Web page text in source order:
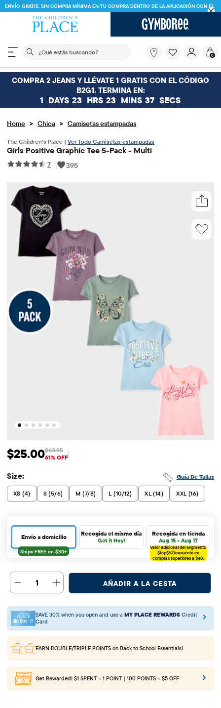
ENVÍO GRATIS. SIN COMPRA MÍNIMA EN TU COMPRA DENTRO DE LA APLICACIÓN CON EL
CÓDIGO
El siguiente campo de búsqueda filtra las
buscando?
0
COMPRA 2 JEANS Y LLÉVATE 1 GRATIS CON EL CÓDIGO
B2G1. TERMINA EN:
1 DAYS 23 HRS 23 MINS 37 SECS
Home > Chica > Camisetas estampadas
The Children’s Place | Ver Todo Camisetas estampadas
Girls Positive Graphic Tee 5-Pack - Multi
7 | 395
Precio de venta: $25
$25.00 Precio original: $63.95
$63.95
61% OFF
Guía De Tallas
Size:
XS (4) S (5/6) M (7/8) L (10/12) XL (14) XXL (16)
Envío a domicilio Recogida el mismo día
Get it Hoy!
Recogida en tienda
Aug 15 - Aug 17
Valor adicional del segmento
$tcp$%Descuento en
compras superiores a $40.
1 AÑADIR A LA CESTA
SAVE 30% when you open and use a MY PLACE REWARDS Credit
Card
EARN DOUBLE/TRIPLE POINTS on Back to School Essentials!
Get Rewarded! $1 SPENT = 1 POINT | 100 POINTS = $5 OFF